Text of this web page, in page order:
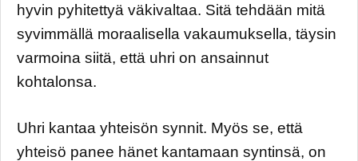
hyvin pyhitettyä väkivaltaa. Sitä tehdään mitä
syvimmällä moraalisella vakaumuksella, täysin
varmoina siitä, että uhri on ansainnut
kohtalonsa.
Uhri kantaa yhteisön synnit. Myös se, että
yhteisö panee hänet kantamaan syntinsä, on